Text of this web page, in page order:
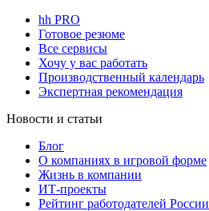
hh PRO
Готовое резюме
Все сервисы
Хочу у вас работать
Производственный календарь
Экспертная рекомендация
Новости и статьи
Блог
О компаниях в игровой форме
Жизнь в компании
ИТ-проекты
Рейтинг работодателей России